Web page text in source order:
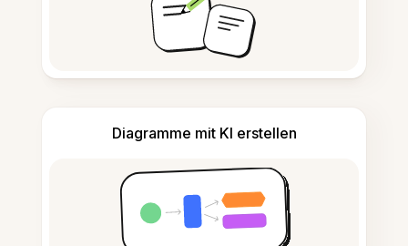
Diagramme mit KI erstellen